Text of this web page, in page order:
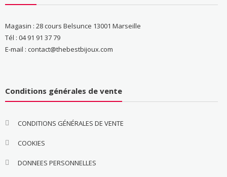
Magasin : 28 cours Belsunce 13001 Marseille
Tél : 04 91 91 37 79
E-mail : contact@thebestbijoux.com
Conditions générales de vente
CONDITIONS GÉNÉRALES DE VENTE
COOKIES
DONNEES PERSONNELLES